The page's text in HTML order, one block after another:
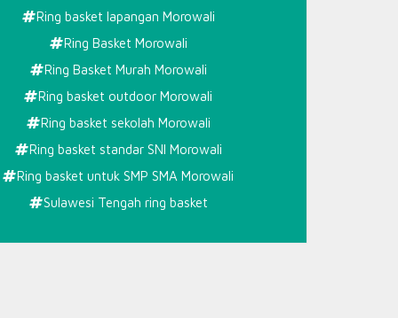
Ring basket lapangan Morowali
Ring Basket Morowali
Ring Basket Murah Morowali
Ring basket outdoor Morowali
Ring basket sekolah Morowali
Ring basket standar SNI Morowali
Ring basket untuk SMP SMA Morowali
Sulawesi Tengah ring basket